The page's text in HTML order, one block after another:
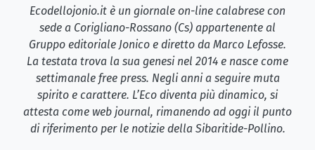
Ecodellojonio.it è un giornale on-line calabrese con
sede a Corigliano-Rossano (Cs) appartenente al
Gruppo editoriale Jonico e diretto da Marco Lefosse.
La testata trova la sua genesi nel 2014 e nasce come
settimanale free press. Negli anni a seguire muta
spirito e carattere. L’Eco diventa più dinamico, si
attesta come web journal, rimanendo ad oggi il punto
di riferimento per le notizie della Sibaritide-Pollino.